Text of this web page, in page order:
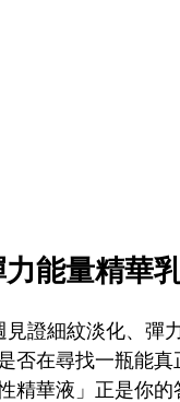
力能量精華
見證細紋淡化、彈
否在尋找一瓶能
精華液」正是你